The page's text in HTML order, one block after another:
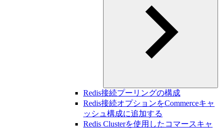
Redis接続プーリングの構成
Redis接続オプションをCommerceキャ
ッシュ構成に追加する
Redis Clusterを使用したコマースキャ